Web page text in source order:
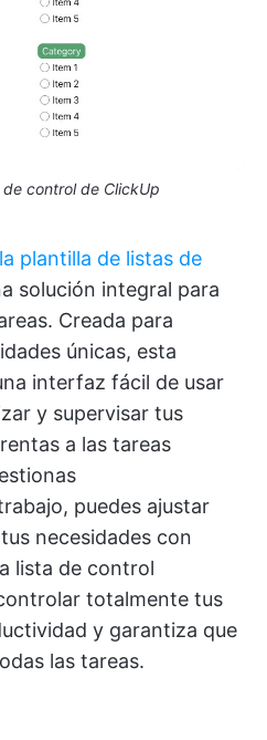
control de ClickUp
la plantilla de listas de
solución integral para
Creada para
únicas, esta
interfaz fácil de usar
y supervisar tus
a las tareas
puedes ajustar
necesidades con
lista de control
totalmente tus
y garantiza que
las tareas.